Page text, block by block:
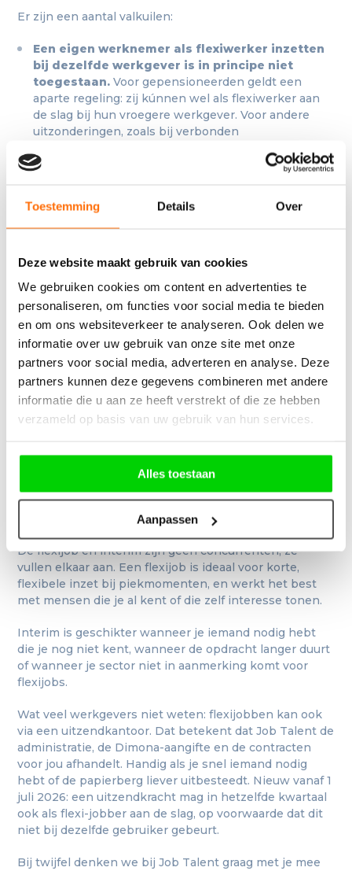
Toestemming Details Over
Deze website maakt gebruik van cookies
We gebruiken cookies om content en advertenties te
personaliseren, om functies voor social media te bieden
en om ons websiteverkeer te analyseren. Ook delen we
informatie over uw gebruik van onze site met onze
partners voor social media, adverteren en analyse. Deze
partners kunnen deze gegevens combineren met andere
informatie die u aan ze heeft verstrekt of die ze hebben
verzameld op basis van uw gebruik van hun services.
Alles toestaan
Aanpassen
Er zijn een aantal valkuilen:
Een eigen werknemer als flexiwerker inzetten
bij dezelfde werkgever is in principe niet
toegestaan.Voor gepensioneerden geldt een
aparte regeling: zij kúnnen wel als flexiwerker aan
de slag bij hun vroegere werkgever. Voor andere
uitzonderingen, zoals bij verbonden
secretariaat.
fiscale voordeel.
Flexiwerkers inzetten buiten de toegestane
Minder betalen dan het sectorale
minimumloon, want ook flexiwerkers hebben
recht op een correct loon.
De raamovereenkomst overslaan , want zonder
raamovereenkomst is de tewerkstelling niet
rechtsgeldig als flexijob.
Een flexiwerker verlonen boven 150% van het
baremaloon,dat blijft de bovengrens. Verplichte
vergoedingen en premies tellen daar vanaf 1 juli
Flexijob of interim: wat kies
je als werkgever?
De flexijob en interim zijn geen concurrenten, ze
vullen elkaar aan. Een flexijob is ideaal voor korte,
flexibele inzet bij piekmomenten, en werkt het best
met mensen die je al kent of die zelf interesse tonen.
Interim is geschikter wanneer je iemand nodig hebt
die je nog niet kent, wanneer de opdracht langer duurt
of wanneer je sector niet in aanmerking komt voor
flexijobs.
Wat veel werkgevers niet weten: flexijobben kan ook
via een uitzendkantoor. Dat betekent dat Job Talent de
administratie, de Dimona-aangifte en de contracten
voor jou afhandelt. Handig als je snel iemand nodig
hebt of de papierberg liever uitbesteedt. Nieuw vanaf 1
juli 2026: een uitzendkracht mag in hetzelfde kwartaal
ook als flexi-jobber aan de slag, op voorwaarde dat dit
niet bij dezelfde gebruiker gebeurt.
Bij twijfel denken we bij Job Talent graag met je mee
Registreren
Voornaam *
Gemeente
Interesse in...
Het kantoor van jouw regio: *
Ik geef toestemming dat Job Talent bovenstaande gegevens zal
verwerken en bewaren zoals beschreven in de